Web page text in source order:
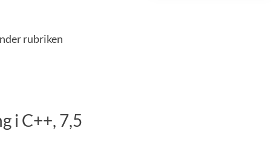
rubriken
i C++, 7,5